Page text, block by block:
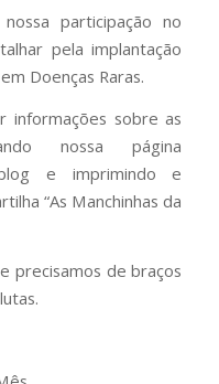
participação no
pela implantação
Doenças Raras.
informações sobre as
nossa página
e imprimindo e
“As Manchinhas da
precisamos de braços